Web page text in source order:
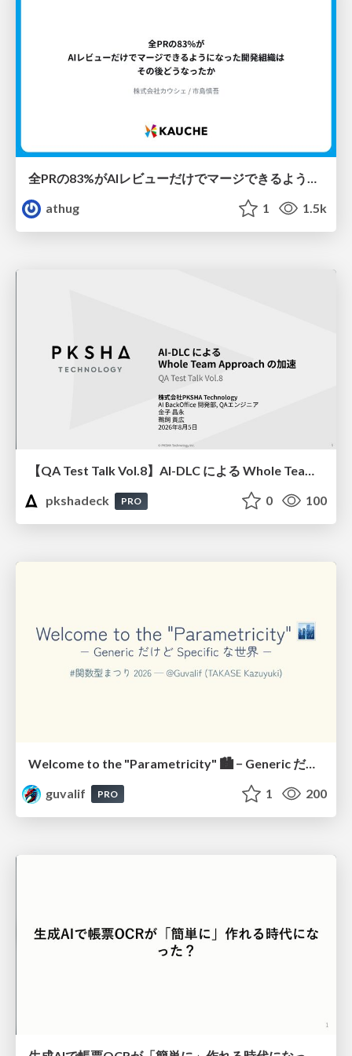
全PRの83%がAIレビューだけでマージできるようになった開発組織はその後どうなったか
athug
1 1.5k
【QA Test Talk Vol.8】AI-DLC による Whole Team Approach の加速
pkshadeck
PRO 0 100
Welcome to the "Parametricity" 🏙️ − Generic だけど Specific な世界 −
guvalif
PRO 1 200